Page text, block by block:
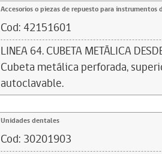
Accesorios o piezas de repuesto para instrumentos
Cod: 42151601
LINEA 64. CUBETA METÁLICA
Cubeta metálica perforada,
autoclavable.
Unidades dentales
Cod: 30201903